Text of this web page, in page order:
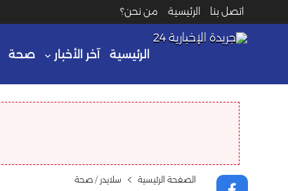
اتصل بنا الرئيسية من نحن؟
الرئيسية آخر الأخبار صحة
الصفحة الرئيسية سلايدر / صحة